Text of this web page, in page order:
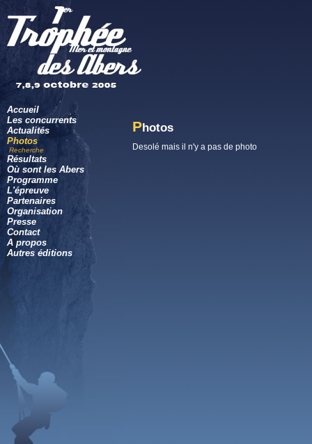
Accueil
Les concurrents
Actualités
Photos
Recherche
Résultats
Où sont les Abers
Programme
L'épreuve
Partenaires
Organisation
Presse
Contact
A propos
Autres éditions
Photos
Desolé mais il n'y a pas de photo